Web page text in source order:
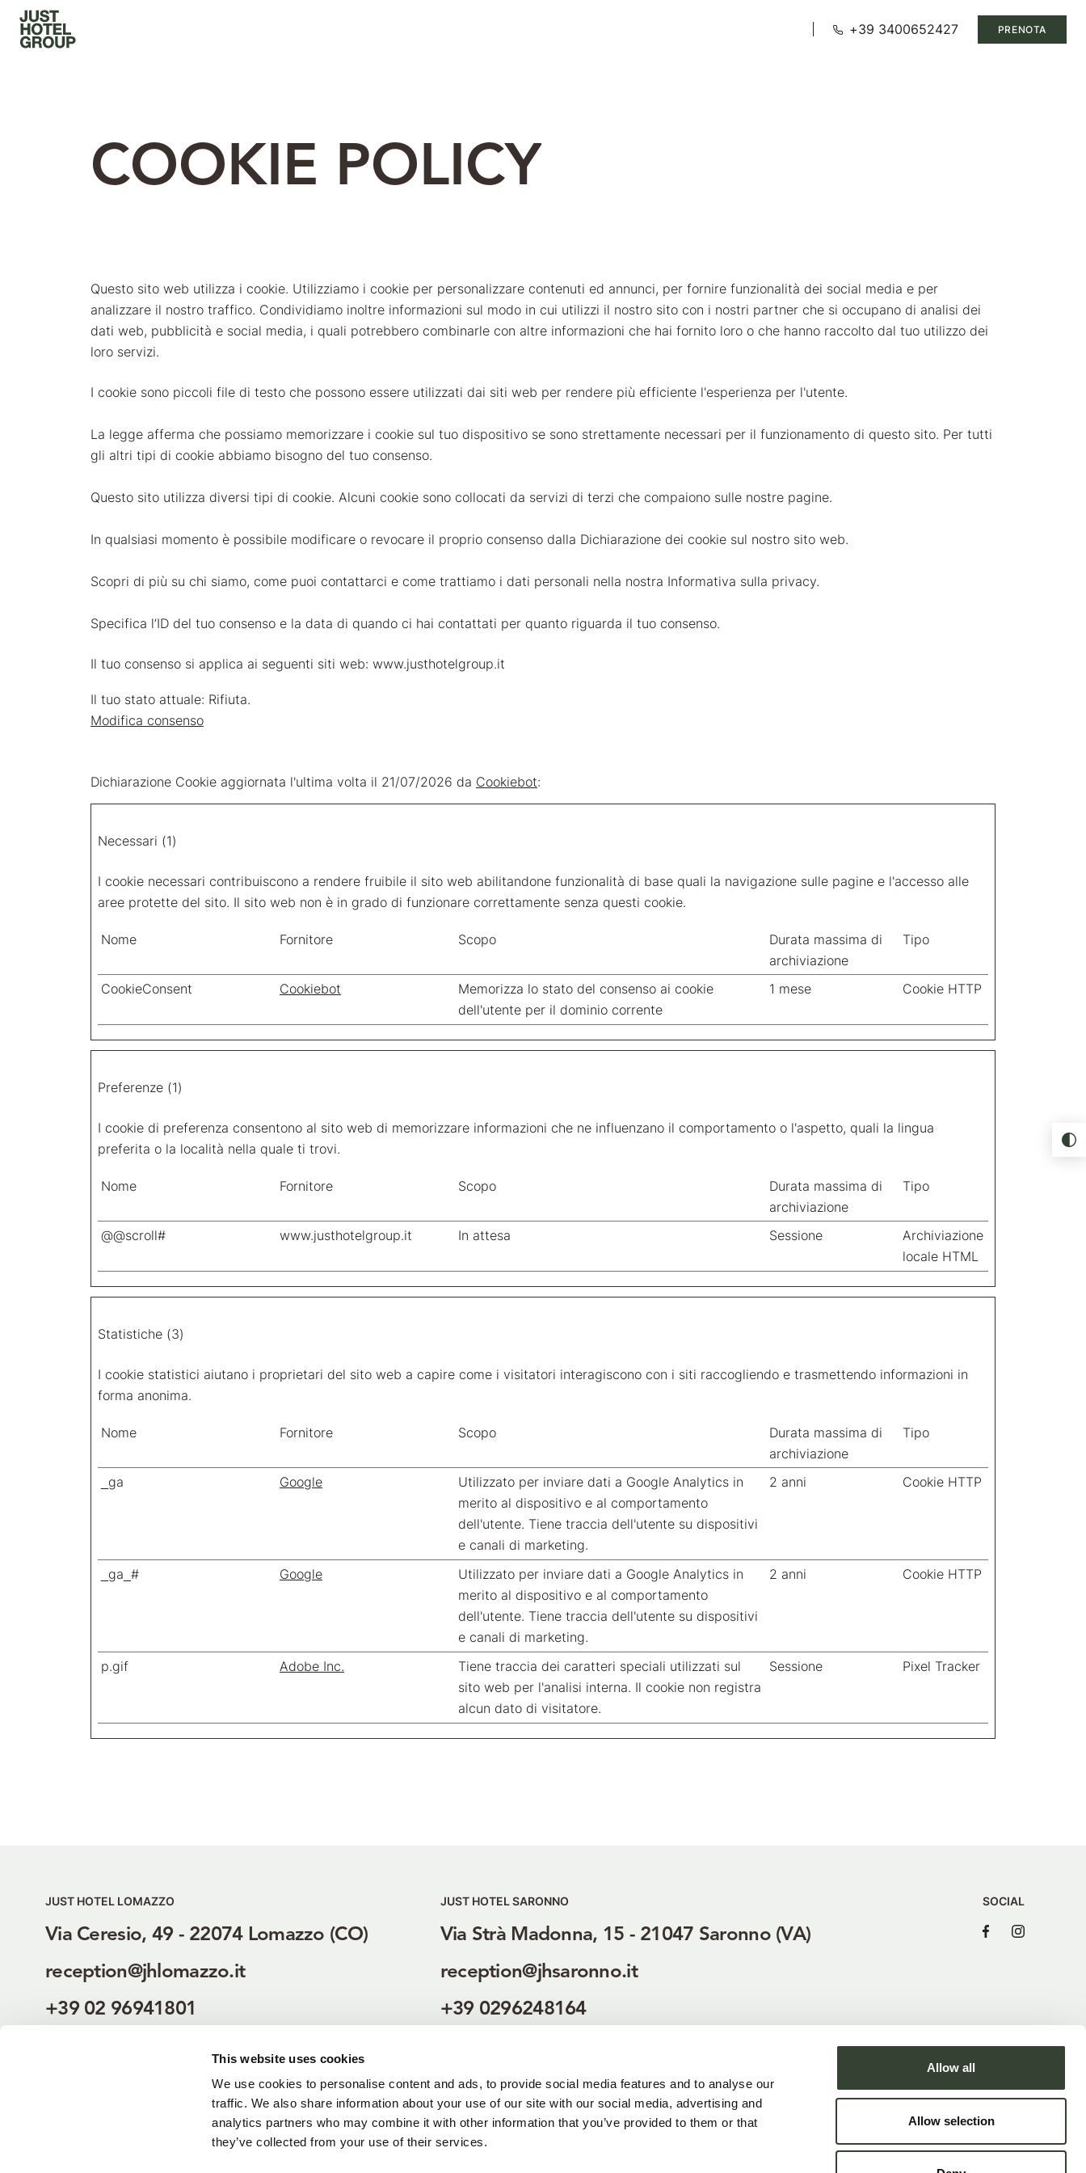
This website uses cookies
We use cookies to personalise content and ads, to provide social media features and to analyse our
traffic. We also share information about your use of our site with our social media, advertising and
analytics partners who may combine it with other information that you’ve provided to them or that
they’ve collected from your use of their services.
Allow all
Allow selection
+39 3400652427 PRENOTA
COOKIE POLICY
Questo sito web utilizza i cookie. Utilizziamo i cookie per personalizzare contenuti ed annunci, per fornire funzionalità dei social media e per
analizzare il nostro traffico. Condividiamo inoltre informazioni sul modo in cui utilizzi il nostro sito con i nostri partner che si occupano di analisi dei
dati web, pubblicità e social media, i quali potrebbero combinarle con altre informazioni che hai fornito loro o che hanno raccolto dal tuo utilizzo dei
loro servizi.
I cookie sono piccoli file di testo che possono essere utilizzati dai siti web per rendere più efficiente l'esperienza per l'utente.
La legge afferma che possiamo memorizzare i cookie sul tuo dispositivo se sono strettamente necessari per il funzionamento di questo sito. Per tutti
gli altri tipi di cookie abbiamo bisogno del tuo consenso.
Questo sito utilizza diversi tipi di cookie. Alcuni cookie sono collocati da servizi di terzi che compaiono sulle nostre pagine.
In qualsiasi momento è possibile modificare o revocare il proprio consenso dalla Dichiarazione dei cookie sul nostro sito web.
Scopri di più su chi siamo, come puoi contattarci e come trattiamo i dati personali nella nostra Informativa sulla privacy.
Specifica l’ID del tuo consenso e la data di quando ci hai contattati per quanto riguarda il tuo consenso.
Il tuo consenso si applica ai seguenti siti web: www.justhotelgroup.it
Il tuo stato attuale: Rifiuta.
Modifica consenso
Dichiarazione Cookie aggiornata l'ultima volta il 21/07/2026 da Cookiebot:
Necessari (1)
I cookie necessari contribuiscono a rendere fruibile il sito web abilitandone funzionalità di base quali la navigazione sulle pagine e l'accesso alle
aree protette del sito. Il sito web non è in grado di funzionare correttamente senza questi cookie.
Nome Fornitore Scopo
Durata massima di
archiviazione
Tipo
CookieConsent Cookiebot
Memorizza lo stato del consenso ai cookie
dell'utente per il dominio corrente
1 mese Cookie HTTP
Preferenze (1)
I cookie di preferenza consentono al sito web di memorizzare informazioni che ne influenzano il comportamento o l'aspetto, quali la lingua
preferita o la località nella quale ti trovi.
Nome Fornitore Scopo
Durata massima di
archiviazione
Tipo
@@scroll# www.justhotelgroup.it In attesa Sessione
Archiviazione
locale HTML
Statistiche (3)
I cookie statistici aiutano i proprietari del sito web a capire come i visitatori interagiscono con i siti raccogliendo e trasmettendo informazioni in
forma anonima.
Nome Fornitore Scopo
Durata massima di
archiviazione
Tipo
_ga Google
Utilizzato per inviare dati a Google Analytics in
merito al dispositivo e al comportamento
dell'utente. Tiene traccia dell'utente su dispositivi
e canali di marketing.
2 anni Cookie HTTP
_ga_# Google
Utilizzato per inviare dati a Google Analytics in
merito al dispositivo e al comportamento
dell'utente. Tiene traccia dell'utente su dispositivi
e canali di marketing.
2 anni Cookie HTTP
p.gif Adobe Inc.
Tiene traccia dei caratteri speciali utilizzati sul
sito web per l'analisi interna. Il cookie non registra
alcun dato di visitatore.
Sessione Pixel Tracker
JUST HOTEL LOMAZZO
Via Ceresio, 49 - 22074 Lomazzo (CO)
reception@jhlomazzo.it
+39 02 96941801
JUST HOTEL SARONNO
Via Strà Madonna, 15 - 21047 Saronno (VA)
reception@jhsaronno.it
+39 0296248164
jhsaronno.it
SOCIAL
Clicca qui per
Clicca qui